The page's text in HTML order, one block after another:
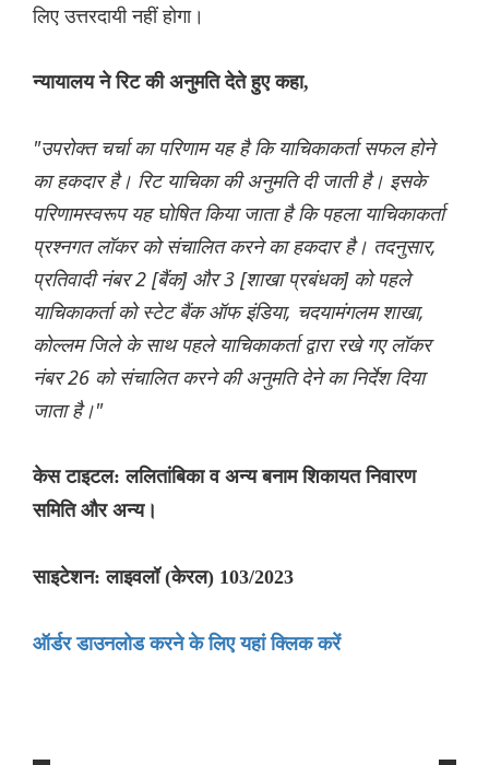
लिए उत्तरदायी नहीं होगा।
न्यायालय ने रिट की अनुमति देते हुए कहा,
"उपरोक्त चर्चा का परिणाम यह है कि याचिकाकर्ता सफल होने
का हकदार है। रिट याचिका की अनुमति दी जाती है। इसके
परिणामस्वरूप यह घोषित किया जाता है कि पहला याचिकाकर्ता
प्रश्नगत लॉकर को संचालित करने का हकदार है। तदनुसार,
प्रतिवादी नंबर 2 [बैंक] और 3 [शाखा प्रबंधक] को पहले
याचिकाकर्ता को स्टेट बैंक ऑफ इंडिया, चदयामंगलम शाखा,
कोल्लम जिले के साथ पहले याचिकाकर्ता द्वारा रखे गए लॉकर
नंबर 26 को संचालित करने की अनुमति देने का निर्देश दिया
जाता है।"
केस टाइटल: ललितांबिका व अन्य बनाम शिकायत निवारण
समिति और अन्य।
साइटेशन: लाइवलॉ (केरल) 103/2023
ऑर्डर डाउनलोड करने के लिए यहां क्लिक करें